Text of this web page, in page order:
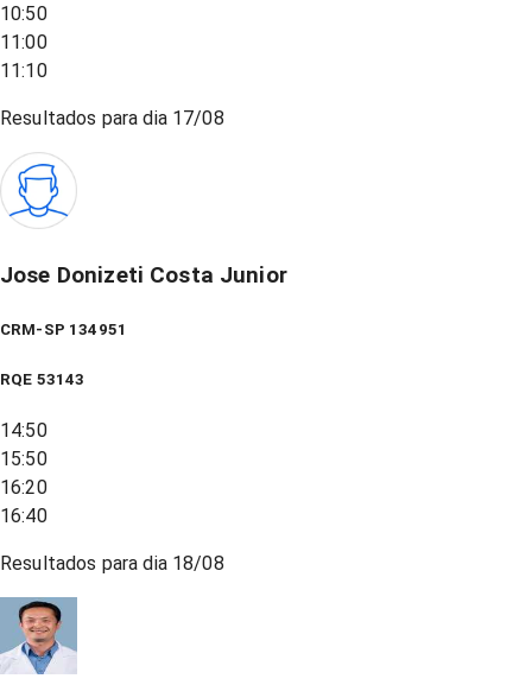
10:50
11:00
11:10
Resultados para dia 17/08
Jose Donizeti Costa Junior
CRM-SP 134951
RQE 53143
14:50
15:50
16:20
16:40
Resultados para dia 18/08